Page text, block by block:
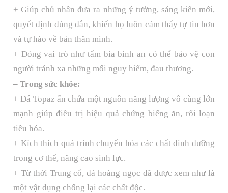
+ Giúp chủ nhân đưa ra những ý tưởng, sáng kiến mới,
quyết định đúng đắn, khiến họ luôn cảm thấy tự tin hơn
và tự hào về bản thân mình.
+ Đóng vai trò như tấm bìa bình an có thể bảo vệ con
người tránh xa những mối nguy hiểm, đau thương.
– Trong sức khỏe:
+Đá Topazẩn chứa một nguồn năng lượng vô cùng lớn
mạnh giúp điều trị hiệu quả chứng biếng ăn, rối loạn
tiêu hóa.
+ Kích thích quá trình chuyển hóa các chất dinh dưỡng
trong cơ thể, nâng cao sinh lực.
+ Từ thời Trung cổ, đá hoàng ngọc đã được xem như là
một vật dụng chống lại các chất độc.